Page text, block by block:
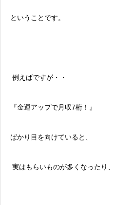
ということです。
例えばですが・・
『金運アップで月収7桁！』
ばかり目を向けていると、
実はもらいものが多くなったり、